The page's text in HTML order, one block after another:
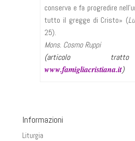
conserva e fa progredire
tutto il gregge di Cristo» (
25).
Mons. Cosmo Ruppi
(articolo
www.famigliacristiana.it)
Informazioni
Liturgia